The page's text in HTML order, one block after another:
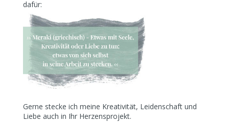
dafür:
Gerne stecke ich meine Kreativität, Leidenschaft und
Liebe auch in Ihr Herzensprojekt.